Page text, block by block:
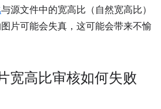
与源文件中的宽高比（自然宽高比）
片可能会失真，这可能会带来不愉
宽高比审核如何失败